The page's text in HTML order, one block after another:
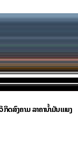
ດສົງຄາມ ລາຄານໍ້າມັນແພງ